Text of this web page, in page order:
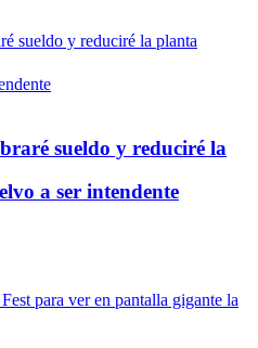
sueldo y reduciré la
a ser intendente